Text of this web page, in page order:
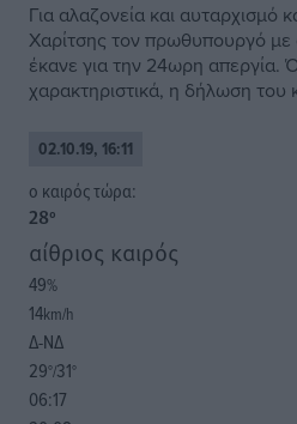
Για αλαζονεία και αυταρχισμό
Χαρίτσης τον πρωθυπουργό
έκανε για την 24ωρη απεργία.
χαρακτηριστικά, η δήλωση του
02.10.19, 16:11
o καιρός τώρα:
28°
αίθριος καιρός
49%
14km/h
Δ-ΝΔ
29°/31°
06:17